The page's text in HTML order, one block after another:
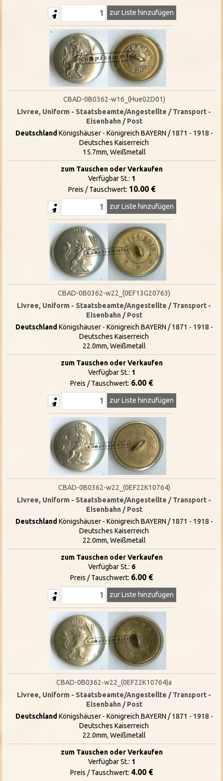
zur Liste hinzufügen
CBAD-0B0362-w16_(Hue02D01)
Livree, Uniform - Staatsbeamte/Angestellte / Transport -
Eisenbahn / Post
Deutschland Königshäuser - Königreich BAYERN / 1871 - 1918 -
Deutsches Kaiserreich
15.7mm, Weißmetall
zum Tauschen oder Verkaufen
Verfügbar St.: 1
Preis / Tauschwert: 10.00 €
zur Liste hinzufügen
CBAD-0B0362-w22_(0EF13G20763)
Livree, Uniform - Staatsbeamte/Angestellte / Transport -
Eisenbahn / Post
Deutschland Königshäuser - Königreich BAYERN / 1871 - 1918 -
Deutsches Kaiserreich
22.0mm, Weißmetall
zum Tauschen oder Verkaufen
Verfügbar St.: 1
Preis / Tauschwert: 6.00 €
zur Liste hinzufügen
CBAD-0B0362-w22_(0EF22K10764)
Livree, Uniform - Staatsbeamte/Angestellte / Transport -
Eisenbahn / Post
Deutschland Königshäuser - Königreich BAYERN / 1871 - 1918 -
Deutsches Kaiserreich
22.0mm, Weißmetall
zum Tauschen oder Verkaufen
Verfügbar St.: 6
Preis / Tauschwert: 6.00 €
zur Liste hinzufügen
CBAD-0B0362-w22_(0EF22K10764)a
Livree, Uniform - Staatsbeamte/Angestellte / Transport -
Eisenbahn / Post
Deutschland Königshäuser - Königreich BAYERN / 1871 - 1918 -
Deutsches Kaiserreich
22.0mm, Weißmetall
zum Tauschen oder Verkaufen
Verfügbar St.: 1
Preis / Tauschwert: 4.00 €